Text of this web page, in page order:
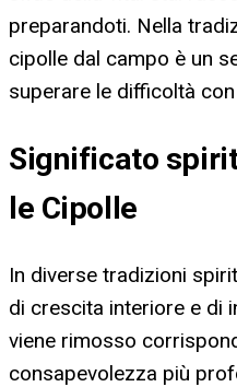
preparandoti. Nella
cipolle dal campo è un
superare le difficoltà
Significato
le Cipolle
In diverse tradizioni
di crescita interiore e di
viene rimosso
consapevolezza più